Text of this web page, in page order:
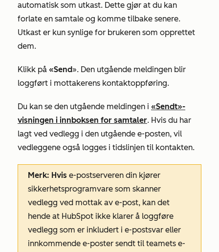
automatisk som utkast. Dette gjør at du kan
forlate en samtale og komme tilbake senere.
Utkast er kun synlige for brukeren som opprettet
dem.
Klikk på «Send». Den utgående meldingen blir
loggført i mottakerens kontaktoppføring.
Du kan se den utgående meldingen i «Sendt»-
visningen i innboksen for samtaler. Hvis du har
lagt ved vedlegg i den utgående e-posten, vil
vedleggene også logges i tidslinjen til kontakten.
Merk: Hvis e-postserveren din kjører
sikkerhetsprogramvare som skanner
vedlegg ved mottak av e-post, kan det
hende at HubSpot ikke klarer å loggføre
vedlegg som er inkludert i e-postsvar eller
innkommende e-poster sendt til teamets e-